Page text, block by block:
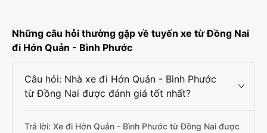
Những câu hỏi thường gặp về tuyến xe từ Đồng Nai
đi Hớn Quản - Bình Phước
Câu hỏi: Nhà xe đi Hớn Quản - Bình Phước
từ Đồng Nai được đánh giá tốt nhất?
Trả lời: Xe đi Hớn Quản - Bình Phước từ Đồng Nai được